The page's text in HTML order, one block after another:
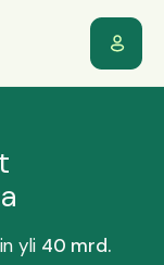
yli 40 mrd.